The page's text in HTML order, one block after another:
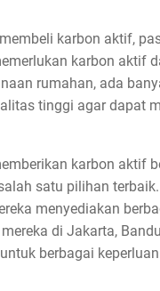
karbon aktif,
karbon aktif
rumahan, ada
tinggi agar dapat
karbon aktif
satu pilihan
menyediakan
di Jakarta,
berbagai